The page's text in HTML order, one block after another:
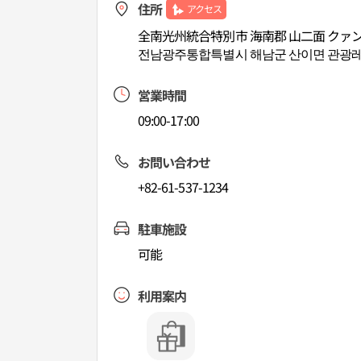
住所 アクセス
全南光州統合特別市 海南郡 山二面 クァ
전남광주통합특별시 해남군 산이면 관광
営業時間
09:00-17:00
お問い合わせ
+82-61-537-1234
駐車施設
可能
利用案内